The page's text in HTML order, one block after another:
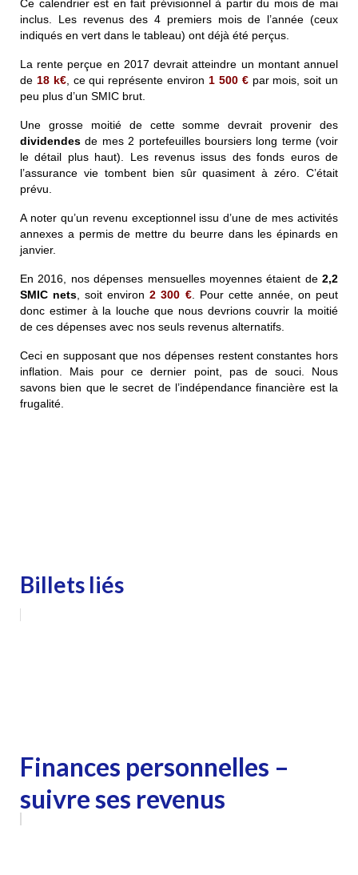
Ce calendrier est en fait prévisionnel à partir du mois de mai
inclus. Les revenus des 4 premiers mois de l’année (ceux
indiqués en vert dans le tableau) ont déjà été perçus.
La rente perçue en 2017 devrait atteindre un montant annuel
de 18 k€, ce qui représente environ 1 500 € par mois, soit un
peu plus d’un SMIC brut.
Une grosse moitié de cette somme devrait provenir des
dividendes de mes 2 portefeuilles boursiers long terme (voir
le détail plus haut). Les revenus issus des fonds euros de
l’assurance vie tombent bien sûr quasiment à zéro. C’était
prévu.
A noter qu’un revenu exceptionnel issu d’une de mes activités
annexes a permis de mettre du beurre dans les épinards en
janvier.
En 2016, nos dépenses mensuelles moyennes étaient de 2,2
SMIC nets , soit environ2 300 €. Pour cette année, on peut
donc estimer à la louche que nous devrions couvrir la moitié
de ces dépenses avec nos seuls revenus alternatifs.
Ceci en supposant que nos dépenses restent constantes hors
inflation. Mais pour ce dernier point, pas de souci. Nous
savons bien que le secret de l’indépendance financière est la
frugalité.
Billets liés
Finances personnelles –
suivre ses revenus